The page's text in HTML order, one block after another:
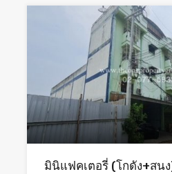
มินิแฟคเตอรี่ (โกดัง+สน